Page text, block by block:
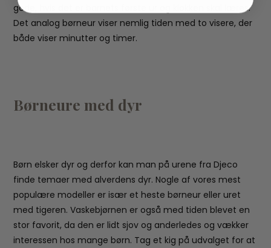
gode, hvis det er barnets første ur og klokken skal læres.
Det analog børneur viser nemlig tiden med to visere, der
både viser minutter og timer.
Børneure med dyr
Børn elsker dyr og derfor kan man på urene fra Djeco
finde temaer med alverdens dyr. Nogle af vores mest
populære modeller er især et heste børneur eller uret
med tigeren. Vaskebjørnen er også med tiden blevet en
stor favorit, da den er lidt sjov og anderledes og vækker
interessen hos mange børn. Tag et kig på udvalget for at